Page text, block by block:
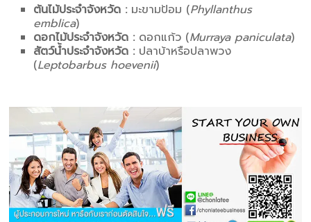
ต้นไม้ประจำจังหวัด :มะขามป้อม (Phyllanthus
emblica)
ดอกไม้ประจำจังหวัด :ดอกแก้ว (Murraya paniculata)
สัตว์น้ำประจำจังหวัด :ปลาบ้าหรือปลาพวง
(Leptobarbus hoevenii)